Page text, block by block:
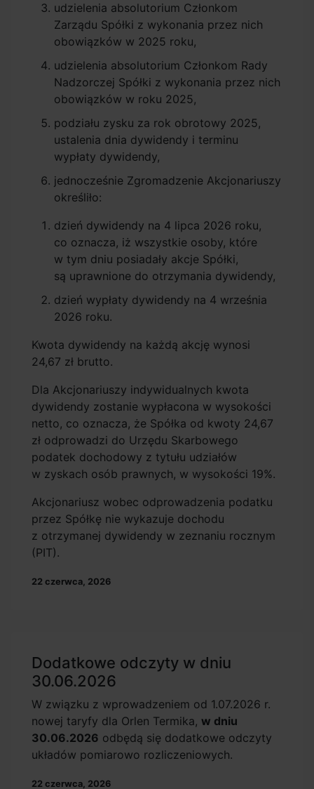
udzielenia absolutorium Członkom
Zarządu Spółki z wykonania przez nich
obowiązków w 2025 roku,
udzielenia absolutorium Członkom Rady
Nadzorczej Spółki z wykonania przez nich
obowiązków w roku 2025,
podziału zysku za rok obrotowy 2025,
ustalenia dnia dywidendy i terminu
wypłaty dywidendy,
jednocześnie Zgromadzenie Akcjonariuszy
określiło:
dzień dywidendy na 4 lipca 2026 roku,
co oznacza, iż wszystkie osoby, które
w tym dniu posiadały akcje Spółki,
są uprawnione do otrzymania dywidendy,
dzień wypłaty dywidendy na 4 września
2026 roku.
Kwota dywidendy na każdą akcję wynosi
24,67 zł brutto.
Dla Akcjonariuszy indywidualnych kwota
dywidendy zostanie wypłacona w wysokości
netto, co oznacza, że Spółka od kwoty 24,67
zł odprowadzi do Urzędu Skarbowego
podatek dochodowy z tytułu udziałów
w zyskach osób prawnych, w wysokości 19%.
Akcjonariusz wobec odprowadzenia podatku
przez Spółkę nie wykazuje dochodu
z otrzymanej dywidendy w zeznaniu rocznym
(PIT).
22 czerwca, 2026
Dodatkowe odczyty w dniu
30.06.2026
W związku z wprowadzeniem od 1.07.2026 r.
nowej taryfy dla Orlen Termika, w dniu
30.06.2026 odbędą się dodatkowe odczyty
układów pomiarowo rozliczeniowych.
22 czerwca, 2026